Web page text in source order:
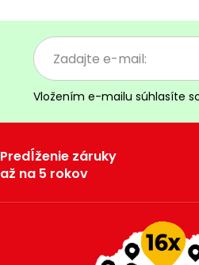
Vložením e-mailu súhlasíte
Predĺženie záruky
až na 5 rokov